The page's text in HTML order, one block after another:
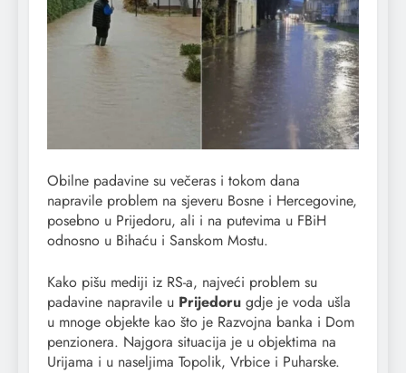
Obilne padavine su večeras i tokom dana
napravile problem na sjeveru Bosne i Hercegovine,
posebno u Prijedoru, ali i na putevima u FBiH
odnosno u Bihaću i Sanskom Mostu.
Kako pišu mediji iz RS-a, najveći problem su
padavine napravile u Prijedoru gdje je voda ušla
u mnoge objekte kao što je Razvojna banka i Dom
penzionera. Najgora situacija je u objektima na
Urijama i u naseljima Topolik, Vrbice i Puharske.